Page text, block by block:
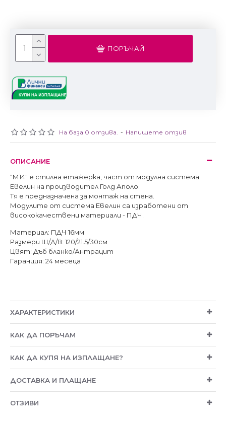
На база 0 отзива. - Напишете отзив
ПОРЪЧАЙ
ОПИСАНИЕ
"М14" е стилна етажерка, част от модулна система
Евелин на производител Голд Аполо.
Тя е предназначена за монтаж на стена.
Модулите от система Евелин са изработени от
висококачествени материали - ПДЧ.
Материал: ПДЧ 16мм
Размери Ш/Д/В: 120/21.5/30см
Цвят: Дъб бланко/Антрацит
Гаранция: 24 месеца
ХАРАКТЕРИСТИКИ
КАК ДА ПОРЪЧАМ
КАК ДА КУПЯ НА ИЗПЛАЩАНЕ?
ДОСТАВКА И ПЛАЩАНЕ
ОТЗИВИ